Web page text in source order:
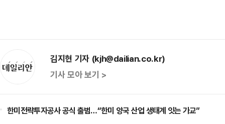
김지현 기자 (kjh@dailian.co.kr)
기사 모아 보기 >
한미전략투자공사 공식 출범…“한미 양국 산업 생태계 잇는 가교”